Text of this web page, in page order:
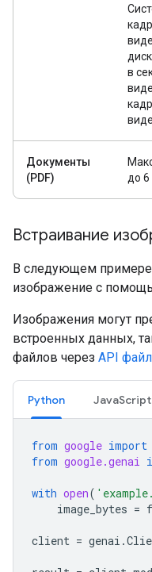
в
Документы
(PDF)
до 6
Встраивание
В следующем примере
изображение с
Изображения могут
встроенных данных,
файлов через API
Python JavaScript
from google import
from google.genai
with open(
image_bytes = f
client = genai .